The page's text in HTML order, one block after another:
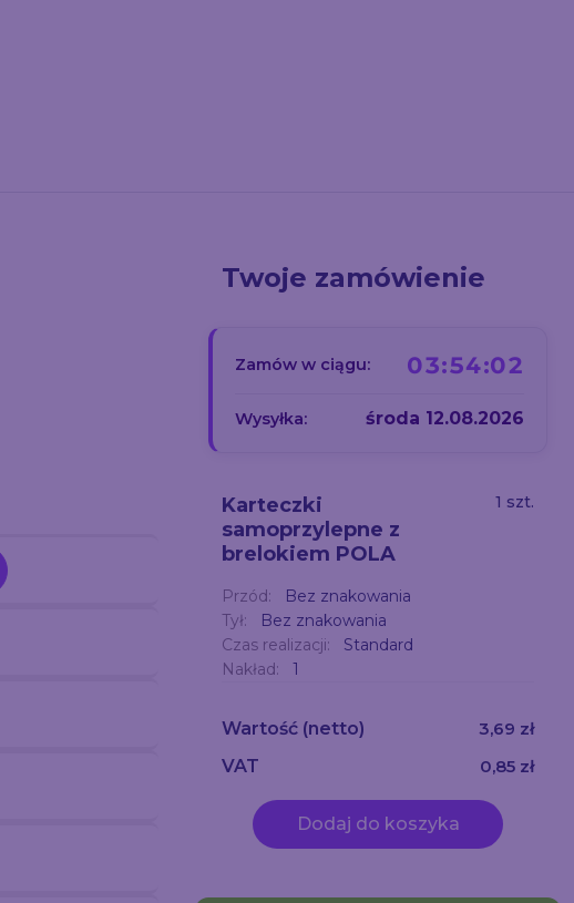
Twoje zamówienie
Zamów w ciągu: 03:54:01
Wysyłka: środa 12.08.2026
Karteczki
samoprzylepne z
brelokiem POLA
1 szt.
Przód:
Bez znakowania
Tył:
Bez znakowania
Czas realizacji:
Standard
Nakład:
1
Wartość (netto)
3,69 zł
VAT
0,85 zł
Dodaj do koszyka